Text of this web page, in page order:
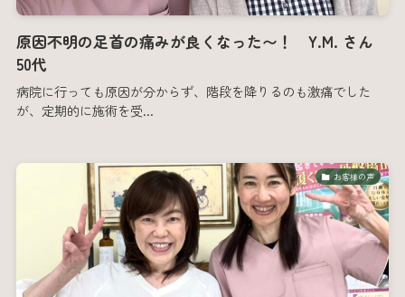
原因不明の足首の痛みが良くなった〜！ Y.M. さん
50代
病院に行っても原因が分からず、階段を降りるのも激痛でした
が、定期的に施術を受...
お客様の声